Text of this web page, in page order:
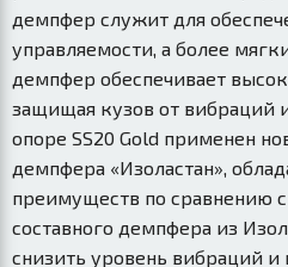
демпфер служит для
управляемости, а более
демпфер обеспечивает
защищая кузов от вибраций
опоре SS20 Gold применен
демпфера «Изоластан»,
преимуществ по сравнению
составного демпфера из
снизить уровень вибраций